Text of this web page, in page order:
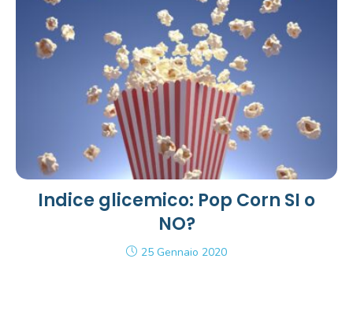
Indice glicemico: Pop Corn SI o
NO?
25 Gennaio 2020